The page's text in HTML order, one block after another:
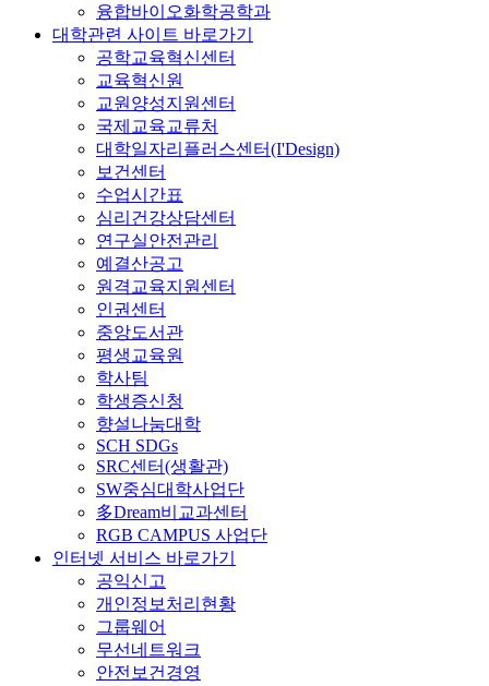
융합바이오화학공학과
대학관련 사이트 바로가기
공학교육혁신센터
교육혁신원
교원양성지원센터
국제교육교류처
대학일자리플러스센터(I'Design)
보건센터
수업시간표
심리건강상담센터
연구실안전관리
예결산공고
원격교육지원센터
인권센터
중앙도서관
평생교육원
학사팀
학생증신청
향설나눔대학
SCH SDGs
SRC센터(생활관)
SW중심대학사업단
多Dream비교과센터
RGB CAMPUS 사업단
인터넷 서비스 바로가기
공익신고
개인정보처리현황
그룹웨어
무선네트워크
안전보건경영